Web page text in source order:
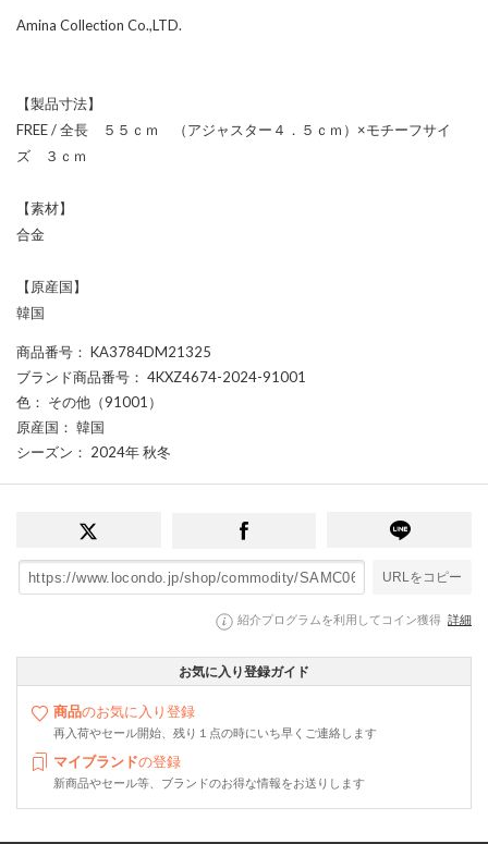
Amina Collection Co.,LTD.
【製品寸法】
FREE / 全長 ５５ｃｍ （アジャスター４．５ｃｍ）×モチーフサイ
ズ ３ｃｍ
【素材】
合金
【原産国】
韓国
商品番号 ： KA3784DM21325
ブランド商品番号 ： 4KXZ4674-2024-91001
色 ： その他（91001）
原産国 ： 韓国
シーズン ： 2024年 秋冬
URLをコピー
紹介プログラムを利用してコイン獲得 詳細
お気に入り登録ガイド
商品のお気に入り登録
再入荷やセール開始、残り１点の時にいち早くご連絡します
マイブランドの登録
新商品やセール等、ブランドのお得な情報をお送りします